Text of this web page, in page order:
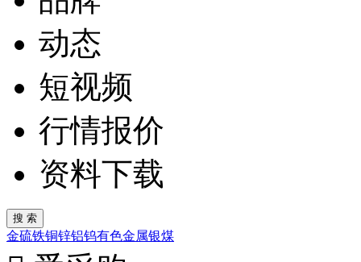
动态
短视频
行情报价
资料下载
金硫铁铜锌铝钨有色金属银煤